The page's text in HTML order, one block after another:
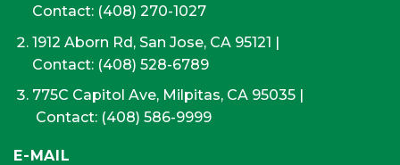
Contact: (408) 270-1027
1912 Aborn Rd, San Jose, CA 95121 |
Contact: (408) 528-6789
775C Capitol Ave, Milpitas, CA 95035|
Contact: (408) 586-9999
E-MAIL